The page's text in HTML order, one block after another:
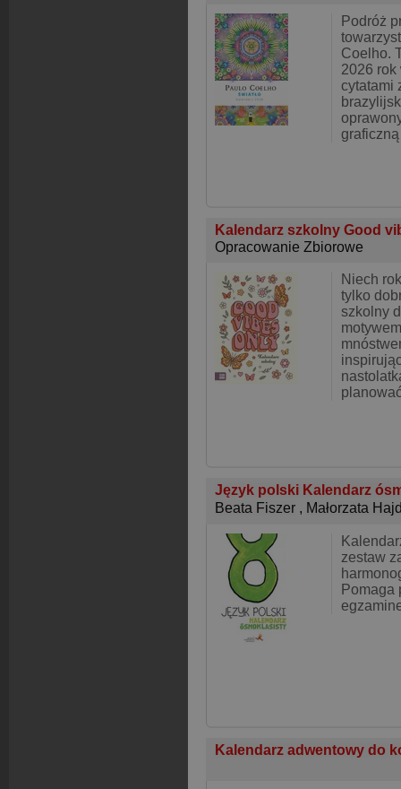
Podróż
Coelho.
2026 rok
cytatami
Kalendarz szkolny Good
Opracowanie Zbiorowe
Niech
tylko
szkolny
Język polski Kalendarz
Beata Fiszer , Małorzata
zestaw
Pomaga
Kalendarz adwentowy do